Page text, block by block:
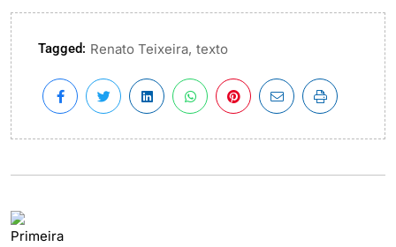
Tagged: Renato Teixeira, texto